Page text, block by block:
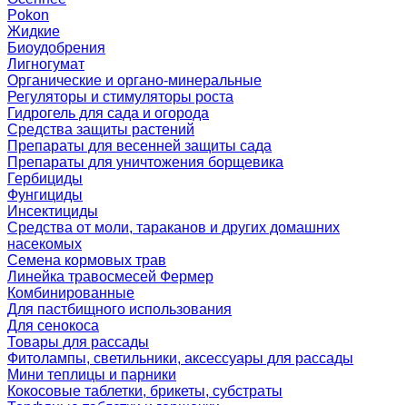
Pokon
Жидкие
Биоудобрения
Лигногумат
Органические и органо-минеральные
Регуляторы и стимуляторы роста
Гидрогель для сада и огорода
Средства защиты растений
Препараты для весенней защиты сада
Препараты для уничтожения борщевика
Гербициды
Фунгициды
Инсектициды
Средства от моли, тараканов и других домашних
насекомых
Семена кормовых трав
Линейка травосмесей Фермер
Комбинированные
Для пастбищного использования
Для сенокоса
Товары для рассады
Фитолампы, светильники, аксессуары для рассады
Мини теплицы и парники
Кокосовые таблетки, брикеты, субстраты